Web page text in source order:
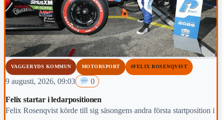
VAGGERYDS KOMMUN MOTORSPORT #FELIX ROSENQVIST
9 augusti, 2026, 09:03 0
Felix startar i ledarpositionen
Felix Rosenqvist körde till sig säsongens andra första startposition i